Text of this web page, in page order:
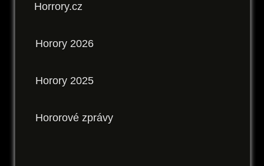
Horrory.cz
Horory 2026
Horory 2025
Hororové zprávy